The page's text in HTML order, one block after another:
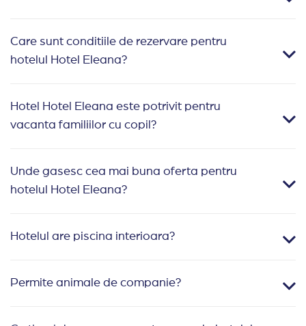
Care sunt conditiile de rezervare pentru
hotelul Hotel Eleana?
Hotel Hotel Eleana este potrivit pentru
vacanta familiilor cu copil?
Unde gasesc cea mai buna oferta pentru
hotelul Hotel Eleana?
Hotelul are piscina interioara?
Permite animale de companie?